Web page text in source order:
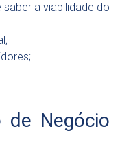
a viabilidade do
de Negócio